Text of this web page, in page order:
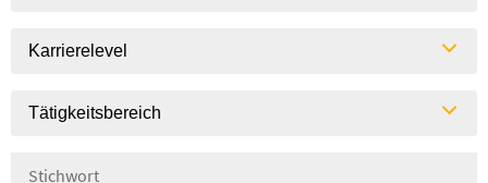
Karrierelevel
Tätigkeitsbereich